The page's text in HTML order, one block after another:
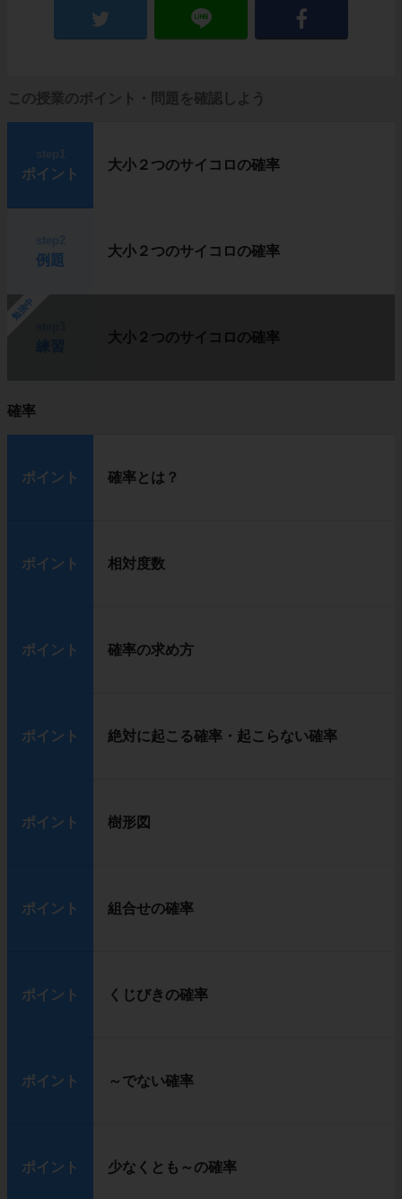
この授業のポイント・問題を確認しよう
ポイント
大小２つのサイコロの確率
例題
大小２つのサイコロの確率
勉強中
大小２つのサイコロの確率
確率
ポイント 確率とは？
ポイント 相対度数
ポイント 確率の求め方
ポイント 絶対に起こる確率・起こらない確率
ポイント 樹形図
ポイント 組合せの確率
ポイント くじびきの確率
ポイント ～でない確率
ポイント 少なくとも～の確率